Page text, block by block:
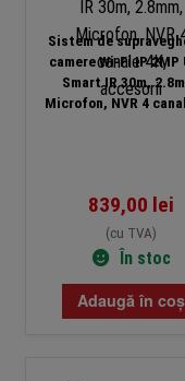
Sistem de
camere Wi-Fi IP 2MP
Smart IR 30m,
Microfon, NVR 4
839,00 lei
(cu TVA)
În stoc
Adaugă în coș